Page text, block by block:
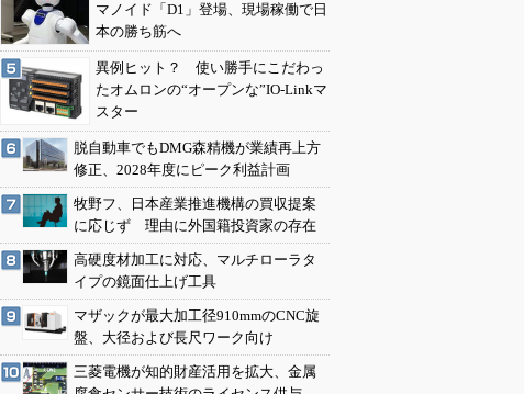
マノイド「D1」登場、現場稼働で日
本の勝ち筋へ
異例ヒット？ 使い勝手にこだわっ
たオムロンの“オープンな”IO-Linkマ
スター
脱自動車でもDMG森精機が業績再上方
修正、2028年度にピーク利益計画
牧野フ、日本産業推進機構の買収提案
に応じず 理由に外国籍投資家の存在
高硬度材加工に対応、マルチローラタ
イプの鏡面仕上げ工具
マザックが最大加工径910mmのCNC旋
盤、大径および長尺ワーク向け
三菱電機が知的財産活用を拡大、金属